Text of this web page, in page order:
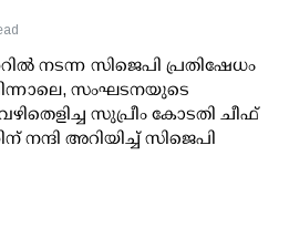
നടന്ന സിജെപി പ്രതിഷേധം
സംഘടനയുടെ
സുപ്രീം കോടതി ചീഫ്
നന്ദി അറിയിച്ച് സിജെപി